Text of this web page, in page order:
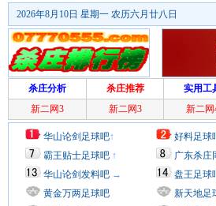
2026年8月10日 星期一 农历六月廿八日
杀庄分析 杀庄推荐 实用工
新二网3
新二网3 新二网
华山论剑足球吧↑
霸王贴士足球吧 ↑
华山论剑发料吧 →
黄金万两足球吧
好料足球
广东杀庄
盘王足球
新天地足